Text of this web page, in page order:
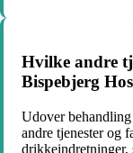
Hvilke andre
Bispebjerg
Udover
andre tjenester og
drikkeindretninger,